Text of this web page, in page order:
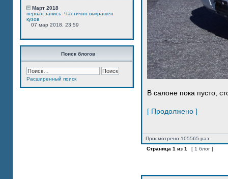
Март 2018
первая запись. Частично выкрашен
кузов
07 мар 2018, 23:59
Поиск блогов
Расширенный поиск
В салоне пока пусто,
[ Продолжено ]
Просмотрено 105565 раз
Страница 1 из 1 [ 1 блог ]